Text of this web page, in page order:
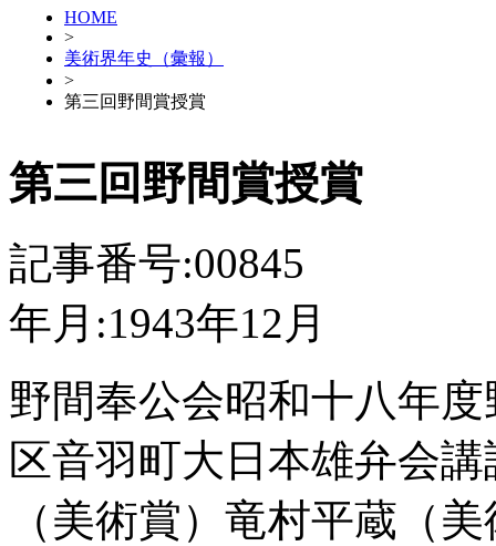
HOME
>
美術界年史（彙報）
>
第三回野間賞授賞
第三回野間賞授賞
記事番号:00845
年月:1943年12月
野間奉公会昭和十八年
区音羽町大日本雄弁会
（美術賞）竜村平蔵（